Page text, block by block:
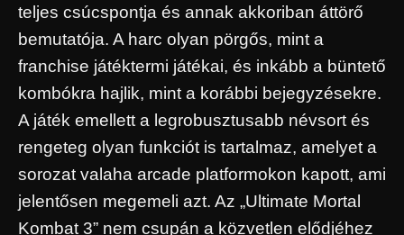
teljes csúcspontja és annak akkoriban áttörő
bemutatója. A harc olyan pörgős, mint a
franchise játéktermi játékai, és inkább a büntető
kombókra hajlik, mint a korábbi bejegyzésekre.
A játék emellett a legrobusztusabb névsort és
rengeteg olyan funkciót is tartalmaz, amelyet a
sorozat valaha arcade platformokon kapott, ami
jelentősen megemeli azt. Az „Ultimate Mortal
Kombat 3” nem csupán a közvetlen elődjéhez